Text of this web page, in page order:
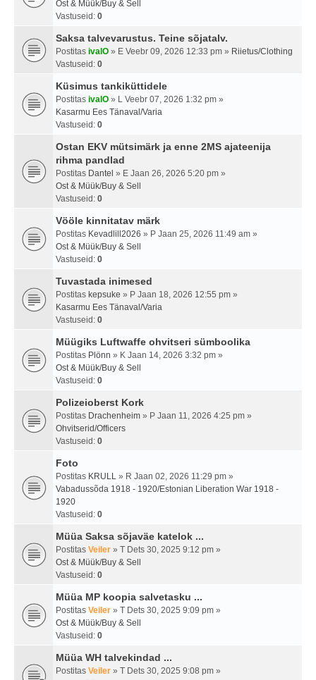
Ost & Müük/Buy & Sell
Vastuseid: 0
Saksa talvevarustus. Teine sõjatalv.
Postitas ivalO » E Veebr 09, 2026 12:33 pm » Riietus/Clothing
Vastuseid: 0
Küsimus tankiküttidele
Postitas ivalO » L Veebr 07, 2026 1:32 pm »
Kasarmu Ees Tänaval/Varia
Vastuseid: 0
Ostan EKV mütsimärk ja enne 2MS ajateenija
rihma pandlad
Postitas Dantel » E Jaan 26, 2026 5:20 pm »
Ost & Müük/Buy & Sell
Vastuseid: 0
Vööle kinnitatav märk
Postitas Kevadlill2026 » P Jaan 25, 2026 11:49 am »
Ost & Müük/Buy & Sell
Vastuseid: 0
Tuvastada inimesed
Postitas kepsuke » P Jaan 18, 2026 12:55 pm »
Kasarmu Ees Tänaval/Varia
Vastuseid: 0
Müügiks Luftwaffe ohvitseri sümboolika
Postitas Plönn » K Jaan 14, 2026 3:32 pm »
Ost & Müük/Buy & Sell
Vastuseid: 0
Polizeioberst Kork
Postitas Drachenheim » P Jaan 11, 2026 4:25 pm »
Ohvitserid/Officers
Vastuseid: 0
Foto
Postitas KRULL » R Jaan 02, 2026 11:29 pm »
Vabadussõda 1918 - 1920/Estonian Liberation War 1918 -
1920
Vastuseid: 0
Müüa Saksa sõjaväe katelok ...
Postitas Veiler » T Dets 30, 2025 9:12 pm »
Ost & Müük/Buy & Sell
Vastuseid: 0
Müüa MP koopia salvetasku ...
Postitas Veiler » T Dets 30, 2025 9:09 pm »
Ost & Müük/Buy & Sell
Vastuseid: 0
Müüa WH talvekindad ...
Postitas Veiler » T Dets 30, 2025 9:08 pm »